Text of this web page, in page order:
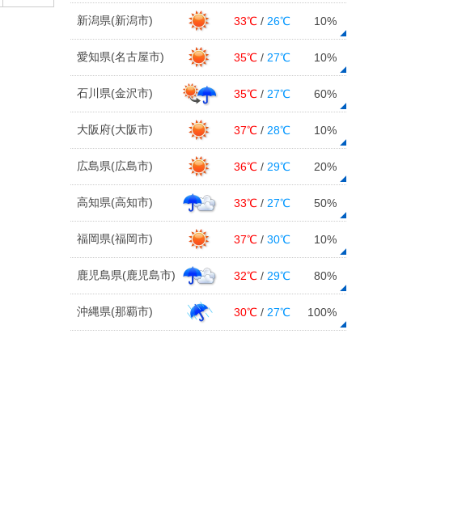
日本海側を中心に積雪増 群馬県み
なかみ町藤原で12時間降雪量47セン
チ
09日12:12
週間 春の空気が流入 雪どけ進
む 関東以西は花粉シーズンへ
九州 今週後半は春の暖かさに ス
ギ花粉急増か
09日10:57
9日 お帰り時間の傘予報 日本海側
で雪
9日 強い寒気 厳しい寒さに 日本
新潟県(新潟市) 33℃ / 26℃ 10%
愛知県(名古屋市) 35℃ / 27℃ 10%
石川県(金沢市) 35℃ / 27℃ 60%
大阪府(大阪市) 37℃ / 28℃ 10%
広島県(広島市) 36℃ / 29℃ 20%
高知県(高知市) 33℃ / 27℃ 50%
福岡県(福岡市) 37℃ /30℃ 10%
鹿児島県(鹿児島市) 32℃ / 29℃ 80%
沖縄県(那覇市) 30℃ / 27℃ 100%